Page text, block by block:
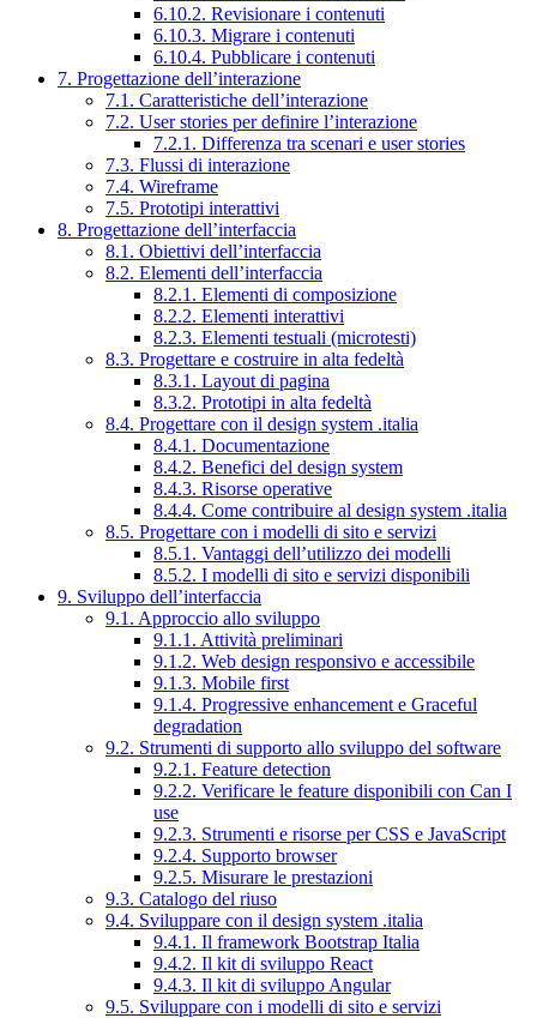
6.10.2. Revisionare i contenuti
6.10.3. Migrare i contenuti
6.10.4. Pubblicare i contenuti
7. Progettazione dell’interazione
7.1. Caratteristiche dell’interazione
7.2. User stories per definire l’interazione
7.2.1. Differenza tra scenari e user stories
7.3. Flussi di interazione
7.4. Wireframe
7.5. Prototipi interattivi
8. Progettazione dell’interfaccia
8.1. Obiettivi dell’interfaccia
8.2. Elementi dell’interfaccia
8.2.1. Elementi di composizione
8.2.2. Elementi interattivi
8.2.3. Elementi testuali (microtesti)
8.3. Progettare e costruire in alta fedeltà
8.3.1. Layout di pagina
8.3.2. Prototipi in alta fedeltà
8.4. Progettare con il design system .italia
8.4.1. Documentazione
8.4.2. Benefici del design system
8.4.3. Risorse operative
8.4.4. Come contribuire al design system .italia
8.5. Progettare con i modelli di sito e servizi
8.5.1. Vantaggi dell’utilizzo dei modelli
8.5.2. I modelli di sito e servizi disponibili
9. Sviluppo dell’interfaccia
9.1. Approccio allo sviluppo
9.1.1. Attività preliminari
9.1.2. Web design responsivo e accessibile
9.1.3. Mobile first
9.1.4. Progressive enhancement e Graceful
degradation
9.2. Strumenti di supporto allo sviluppo del software
9.2.1. Feature detection
9.2.2. Verificare le feature disponibili con Can I
use
9.2.3. Strumenti e risorse per CSS e JavaScript
9.2.4. Supporto browser
9.2.5. Misurare le prestazioni
9.3. Catalogo del riuso
9.4. Sviluppare con il design system .italia
9.4.1. Il framework Bootstrap Italia
9.4.2. Il kit di sviluppo React
9.4.3. Il kit di sviluppo Angular
9.5. Sviluppare con i modelli di sito e servizi